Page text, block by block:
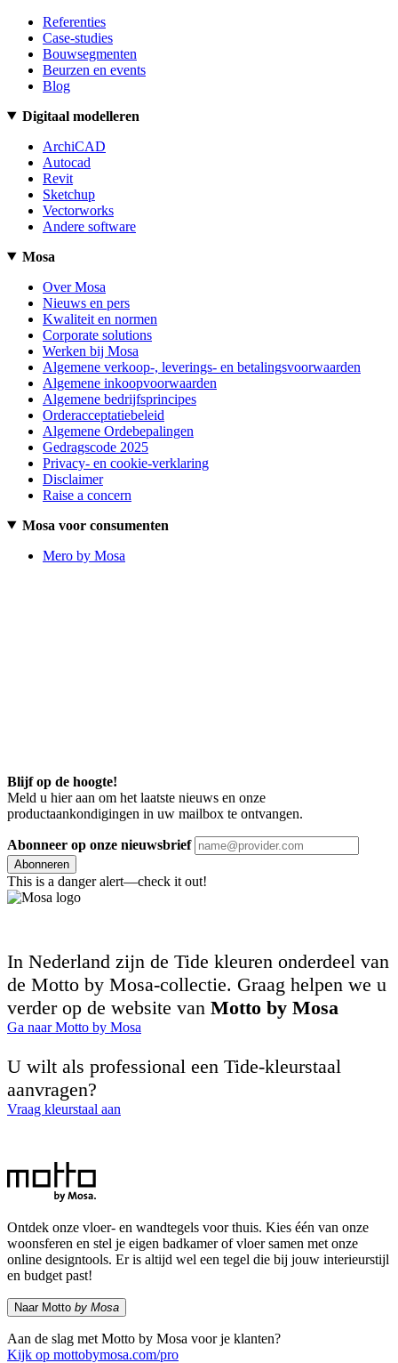
Referenties
Case-studies
Bouwsegmenten
Beurzen en events
Blog
Digitaal modelleren
ArchiCAD
Autocad
Revit
Sketchup
Vectorworks
Andere software
Mosa
Over Mosa
Nieuws en pers
Kwaliteit en normen
Corporate solutions
Werken bij Mosa
Algemene verkoop-, leverings- en betalingsvoorwaarden
Algemene inkoopvoorwaarden
Algemene bedrijfsprincipes
Orderacceptatiebeleid
Algemene Ordebepalingen
Gedragscode 2025
Privacy- en cookie-verklaring
Disclaimer
Raise a concern
Mosa voor consumenten
Mero by Mosa
Blijf op de hoogte!
Meld u hier aan om het laatste nieuws en onze
productaankondigingen in uw mailbox te ontvangen.
Abonneer op onze nieuwsbrief
Abonneren
This is a danger alert—check it out!
In Nederland zijn de Tide kleuren onderdeel van
de Motto by Mosa-collectie. Graag helpen we u
verder op de website van Motto by Mosa
Ga naar Motto by Mosa
U wilt als professional een Tide-kleurstaal
aanvragen?
Vraag kleurstaal aan
Ontdek onze vloer- en wandtegels voor thuis. Kies één van onze
woonsferen en stel je eigen badkamer of vloer samen met onze
online designtools. Er is altijd wel een tegel die bij jouw interieurstijl
en budget past!
Naar Motto by Mosa
Aan de slag met Motto by Mosa voor je klanten?
Kijk op mottobymosa.com/pro